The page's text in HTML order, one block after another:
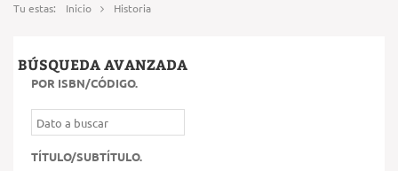
Tu estas: Inicio Historia
BÚSQUEDA AVANZADA
POR ISBN/CÓDIGO.
TÍTULO/SUBTÍTULO.